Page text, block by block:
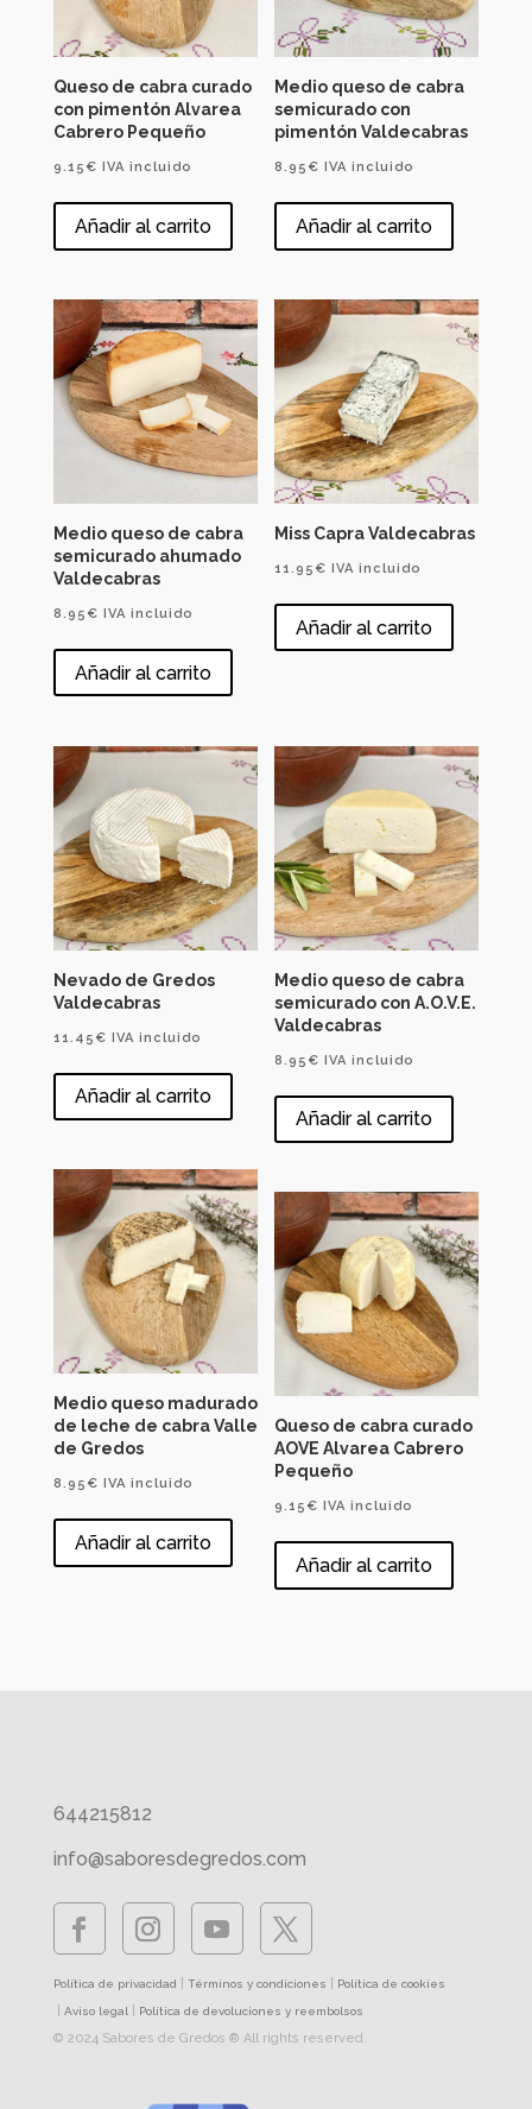
Queso de cabra curado
con pimentón Alvarea
Cabrero Pequeño
9.15 € IVA incluido
Añadir al carrito
Medio queso de cabra
semicurado con
pimentón Valdecabras
8.95 € IVA incluido
Añadir al carrito
Medio queso de cabra
semicurado ahumado
Valdecabras
8.95 € IVA incluido
Añadir al carrito
Miss Capra Valdecabras
11.95 € IVA incluido
Añadir al carrito
Nevado de Gredos
Valdecabras
11.45 € IVA incluido
Añadir al carrito
Medio queso de cabra
semicurado con A.O.V.E.
Valdecabras
8.95 € IVA incluido
Añadir al carrito
Medio queso madurado
de leche de cabra Valle
de Gredos
8.95 € IVA incluido
Añadir al carrito
Queso de cabra curado
AOVE Alvarea Cabrero
Pequeño
9.15 € IVA incluido
Añadir al carrito
644215812
info@saboresdegredos.com
Política de privacidad Términos y condiciones Política de cookies
Aviso legal| Política de devoluciones y reembolsos
© 2024 Sabores de Gredos ® All rights reserved.